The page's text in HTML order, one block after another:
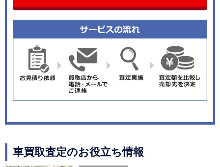
車買取査定のお役立ち情報